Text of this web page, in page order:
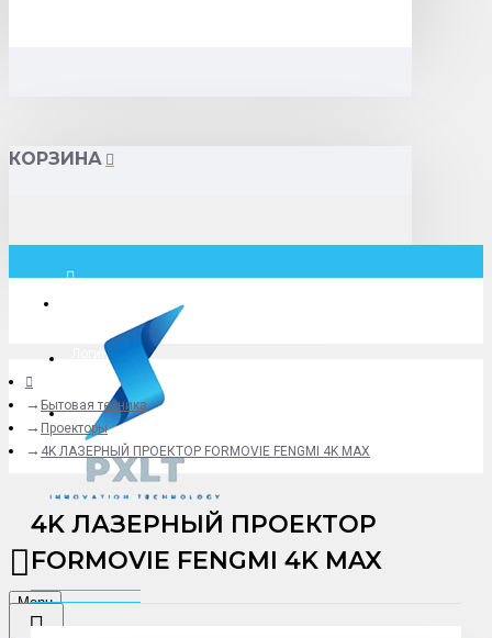
КОРЗИНА
Логин
+79775619766
Menu
Бытовая техника
Проекторы
4K ЛАЗЕРНЫЙ ПРОЕКТОР FORMOVIE FENGMI 4K MAX
4K ЛАЗЕРНЫЙ ПРОЕКТОР
FORMOVIE FENGMI 4K MAX